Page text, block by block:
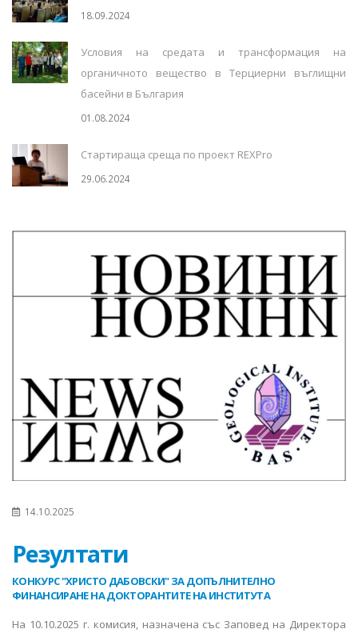
18.09.2024
Условия на средата и трансформация на
органичното вещество в Терциерни въглищни
басейни в България
01.08.2024
Стартираща среща по проект REXPro
29.06.2024
14.10.2025
Резултати
КОНКУРС "ХРИСТО ДАБОВСКИ" ЗА ДОПЪЛНИТЕЛНО
ФИНАНСИРАНЕ НА ДОКТОРАНТИТЕ НА ИНСТИТУТА
На 10.10.2025 г. комисия, назначена със Заповед на Директора